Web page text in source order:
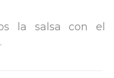
la salsa con el